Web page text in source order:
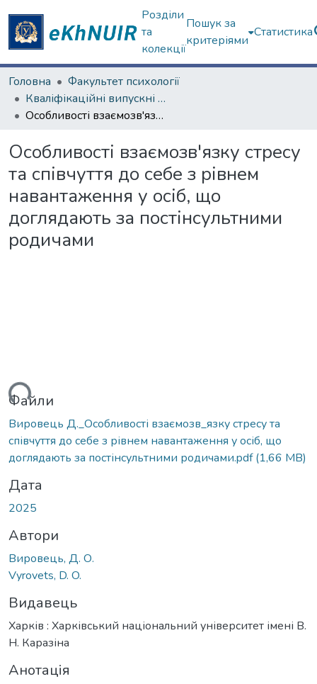
Розділи
та
колекції
Пошук за
критеріями
Статистика
Головна
Факультет психології
Кваліфікаційні випускні роботи магістрів. Факультет психології
Особливості взаємозв'язку стресу та співчуття до себе з рівнем навантаження у осіб, що доглядають за постінсультними родичами
Особливості взаємозв'язку стресу
та співчуття до себе з рівнем
навантаження у осіб, що
доглядають за постінсультними
родичами
Файли
Вировець Д._Особливості взаємозв_язку стресу та
співчуття до себе з рівнем навантаження у осіб, що
доглядають за постінсультними родичами.pdf(1,66 MB)
Дата
2025
Автори
Вировець, Д. О.
Vyrovets, D. O.
Видавець
Харків : Харківський національний університет імені В.
Н. Каразіна
Анотація